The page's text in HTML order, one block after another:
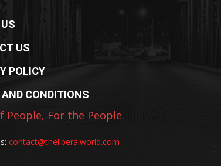
US
POLICY
CONDITIONS
People, For the People.
contact@theliberalworld.com